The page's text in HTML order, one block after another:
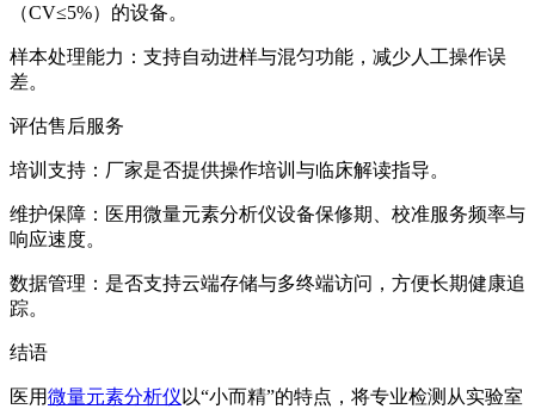
（CV≤5%）的设备。
样本处理能力：支持自动进样与混匀功能，减少人工操作误
差。
评估售后服务
培训支持：厂家是否提供操作培训与临床解读指导。
维护保障：医用微量元素分析仪设备保修期、校准服务频率与
响应速度。
数据管理：是否支持云端存储与多终端访问，方便长期健康追
踪。
结语
医用微量元素分析仪 以“小而精”的特点，将专业检测从实验室